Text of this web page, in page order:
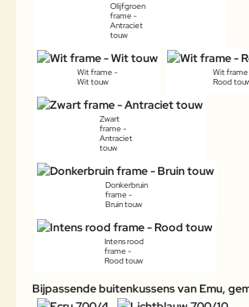
Olijfgroen
frame -
Antraciet
touw
Wit frame -
Wit touw
Wit
Rood
Zwart
frame -
Antraciet
touw
Donkerbruin
frame -
Bruin touw
Intens rood
frame -
Rood touw
Bijpassende buitenkussens van Emu,